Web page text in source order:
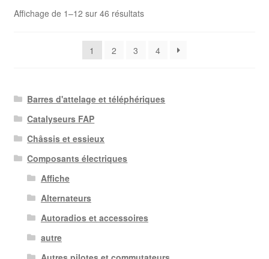
Affichage de 1–12 sur 46 résultatsTrié
récent
1 2 3 4
Barres d'attelage et téléphériques
Catalyseurs FAP
Châssis et essieux
Composants électriques
Affiche
Alternateurs
Autoradios et accessoires
autre